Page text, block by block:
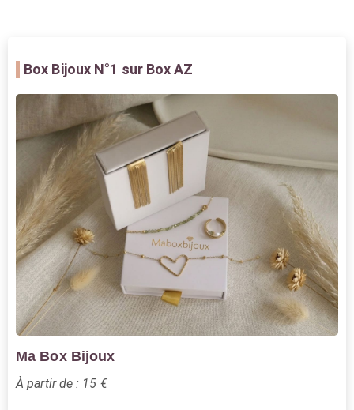
Box Bijoux N°1 sur Box AZ
Ma Box Bijoux
À partir de : 15 €